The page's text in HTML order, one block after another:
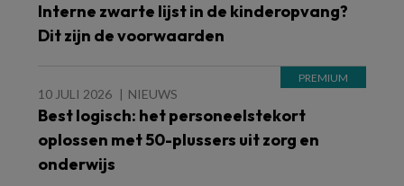
Interne zwarte lijst in de kinderopvang?
Dit zijn de voorwaarden
10 JULI 2026 NIEUWS
Best logisch: het personeelstekort
oplossen met 50-plussers uit zorg en
onderwijs